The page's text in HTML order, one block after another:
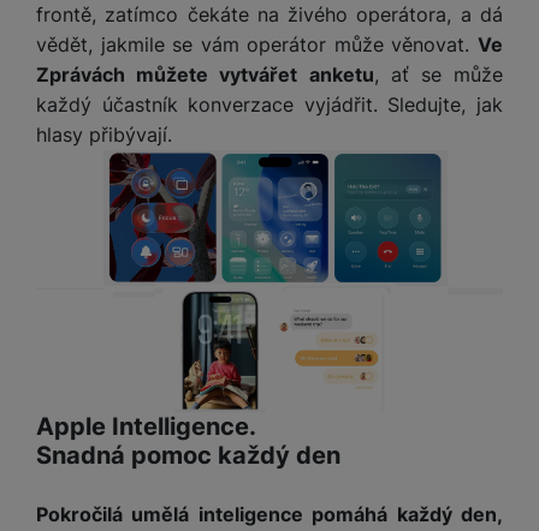
v
e
i
c
e
hl
o
n
a
bí
je
ní
m
o
k
a
m
e
r
y
frontě, zatímco čekáte na živého operátora, a dá
vědět, jakmile se vám operátor může věnovat. Ve
Zprávách můžete vytvářet anketu, ať se může
každý účastník konverzace vyjádřit. Sledujte, jak
hlasy přibývají.
Apple Intelligence.
Snadná pomoc každý den
Pokročilá umělá inteligence pomáhá každý den,